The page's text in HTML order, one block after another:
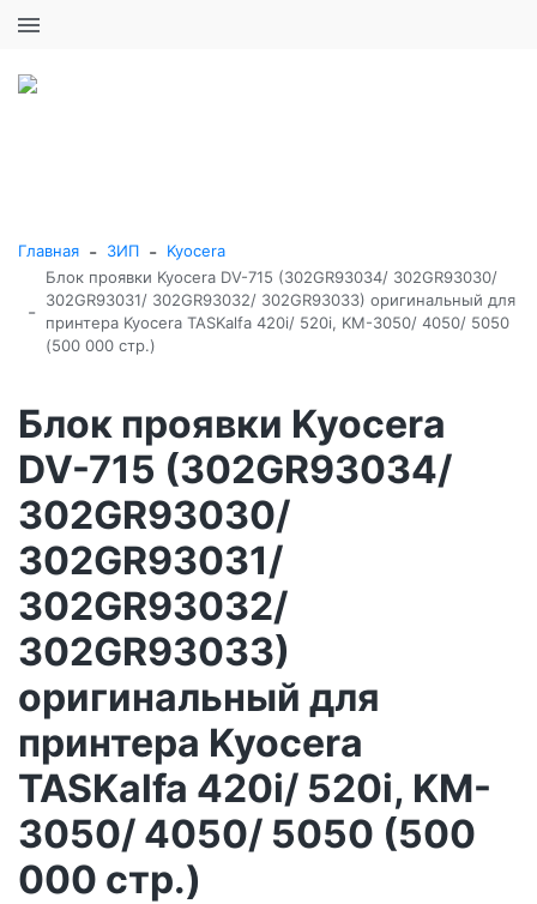
Главная - ЗИП - Kyocera
-
Блок проявки Kyocera DV-715 (302GR93034/ 302GR93030/
302GR93031/ 302GR93032/ 302GR93033) оригинальный для
принтера Kyocera TASKalfa 420i/ 520i, KM-3050/ 4050/ 5050
(500 000 стр.)
Блок проявки Kyocera
DV-715 (302GR93034/
302GR93030/
302GR93031/
302GR93032/
302GR93033)
оригинальный для
принтера Kyocera
TASKalfa 420i/ 520i, KM-
3050/ 4050/ 5050 (500
000 стр.)